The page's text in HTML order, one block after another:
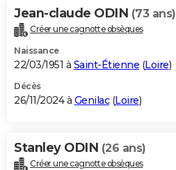
Jean-claude ODIN (73 ans)
Créer une cagnotte obsèques
Naissance
22/03/1951 à Saint-Étienne (Loire)
Décès
26/11/2024 à Genilac(Loire)
Stanley ODIN (26 ans)
Créer une cagnotte obsèques